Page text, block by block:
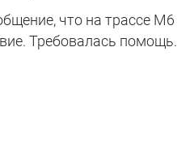
что на трассе М6
Требовалась помощь.